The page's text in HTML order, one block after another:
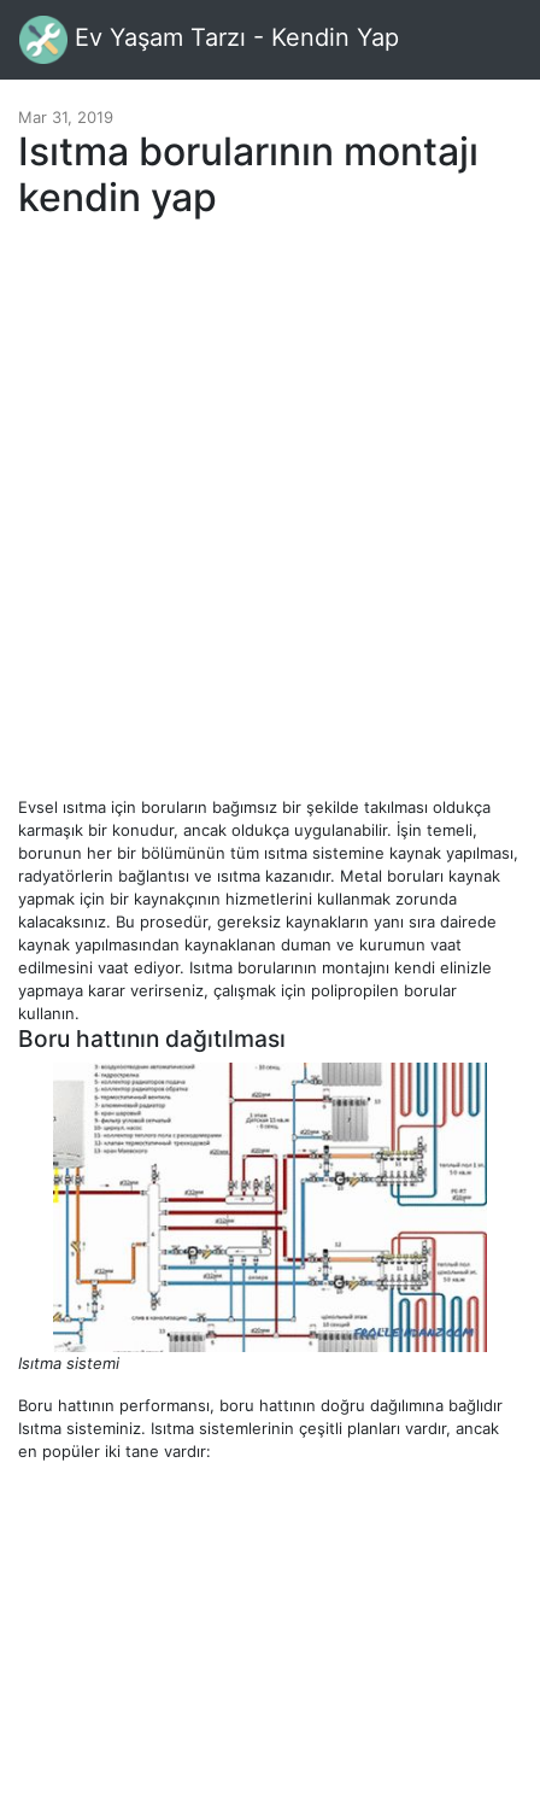
Ev Yaşam Tarzı - Kendin Yap
Mar 31, 2019
Isıtma borularının montajı
kendin yap
Evsel ısıtma için boruların bağımsız bir şekilde takılması oldukça
karmaşık bir konudur, ancak oldukça uygulanabilir. İşin temeli,
borunun her bir bölümünün tüm ısıtma sistemine kaynak yapılması,
radyatörlerin bağlantısı ve ısıtma kazanıdır. Metal boruları kaynak
yapmak için bir kaynakçının hizmetlerini kullanmak zorunda
kalacaksınız. Bu prosedür, gereksiz kaynakların yanı sıra dairede
kaynak yapılmasından kaynaklanan duman ve kurumun vaat
edilmesini vaat ediyor. Isıtma borularının montajını kendi elinizle
yapmaya karar verirseniz, çalışmak için polipropilen borular
kullanın.
Boru hattının dağıtılması
Isıtma sistemi
Boru hattının performansı, boru hattının doğru dağılımına bağlıdır
Isıtma sisteminiz. Isıtma sistemlerinin çeşitli planları vardır, ancak
en popüler iki tane vardır: